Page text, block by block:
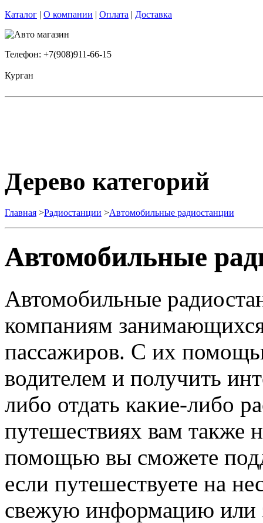
Каталог | О компании | Оплата | Доставка
Телефон: +7(908)911-66-15
Курган
Дерево категорий
Главная >Радиостанции >Автомобильные радиостанции
Автомобильные
Автомобильные
компаниям
пассажиров. С их
водителем и получить
либо отдать какие-либо
путешествиях вам также
помощью вы сможете
если путешествуете на
свежую информацию или